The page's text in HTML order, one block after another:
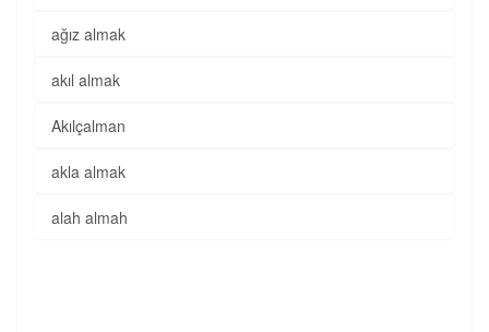
ağız almak
akıl almak
Akılçalman
akla almak
alah almah